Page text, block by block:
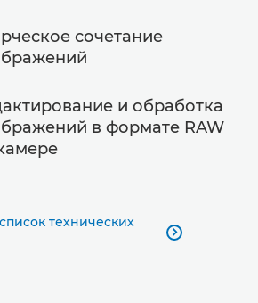
сочетание
и обработка
в формате RAW
технических
